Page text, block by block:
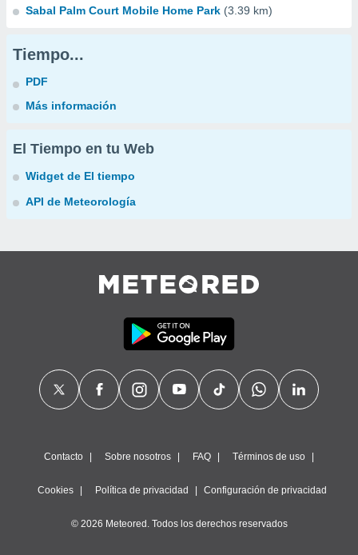
Sabal Palm Court Mobile Home Park (3.39 km)
Tiempo...
PDF
Más información
El Tiempo en tu Web
Widget de El tiempo
API de Meteorología
Contacto Sobre nosotros FAQ Términos de uso
Cookies Política de privacidad Configuración de privacidad
© 2026 Meteored. Todos los derechos reservados